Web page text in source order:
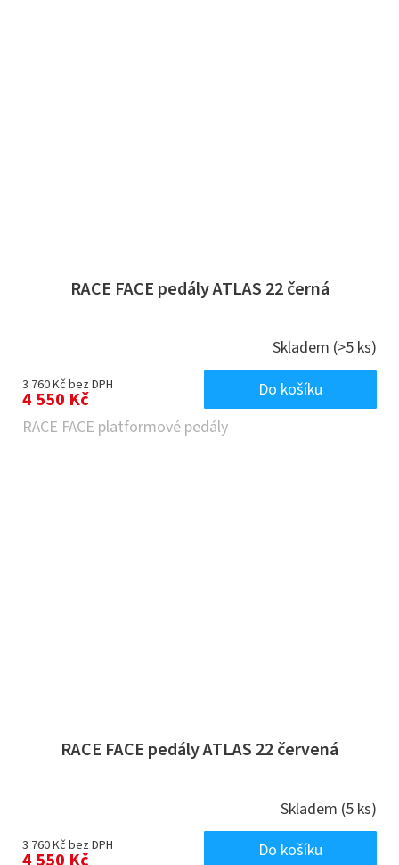
RACE FACE pedály ATLAS 22 černá
Skladem (>5 ks)
3 760 Kč bez DPH
4 550 Kč
Do košíku
RACE FACE platformové pedály
RACE FACE pedály ATLAS 22 červená
Skladem (5 ks)
3 760 Kč bez DPH
Do košíku